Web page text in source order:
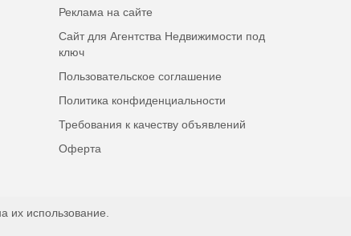
Реклама на сайте
Сайт для Агентства Недвижимости под
ключ
Пользовательское соглашение
Политика конфиденциальности
Требования к качеству объявлений
Оферта
их использование.